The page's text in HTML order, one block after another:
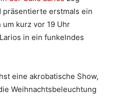
präsentierte erstmals ein
kurz vor 19 Uhr
in ein funkelndes
eine akrobatische Show,
Weihnachtsbeleuchtung